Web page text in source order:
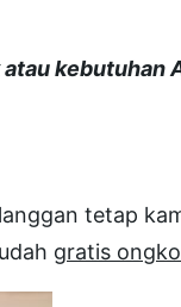
kebutuhan
tetap
gratis